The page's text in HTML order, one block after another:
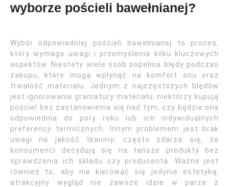
wyborze pościeli bawełnianej?
Wybór odpowiedniej pościeli bawełnianej to proces,
który wymaga uwagi i przemyślenia kilku kluczowych
aspektów. Niestety wiele osób popełnia błędy podczas
zakupu, które mogą wpłynąć na komfort snu oraz
trwałość materiału. Jednym z najczęstszych błędów
jest ignorowanie gramatury materiału; niektórzy kupują
pościel bez zastanowienia się nad tym, czy będzie ona
odpowiednia do pory roku lub ich indywidualnych
preferencji termicznych. Innym problemem jest brak
uwagi na jakość tkaniny; często zdarza się, że
konsumenci decydują się na tańsze produkty bez
sprawdzenia ich składu czy producenta. Ważne jest
również to, aby nie kierować się jedynie estetyką;
atrakcyjny wygląd nie zawsze idzie w parze z